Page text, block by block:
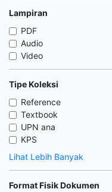
Lampiran
PDF
Audio
Video
Tipe Koleksi
Reference
Textbook
UPN ana
KPS
Lihat Lebih Banyak
Format Fisik Dokumen